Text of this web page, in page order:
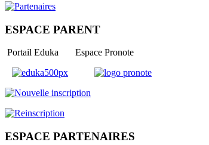
ESPACE PARENT
Portail Eduka Espace Pronote
ESPACE PARTENAIRES